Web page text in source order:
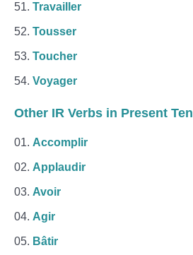
Travailler
Tousser
Toucher
Voyager
Other IR Verbs in Present
Accomplir
Applaudir
Avoir
Agir
Bâtir